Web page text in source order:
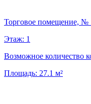
Торговое помещение, №
Этаж: 1
Возможное количество
Площадь: 27.1 м²